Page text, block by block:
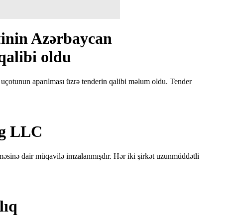
Azərbaycan
oldu
aparılması üzrə tenderin qalibi məlum oldu. Tender
LLC
dair müqavilə imzalanmışdır. Hər iki şirkət uzunmüddətli